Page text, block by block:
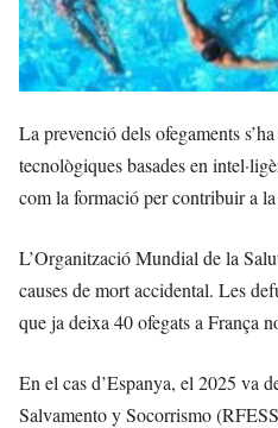
La prevenció dels ofegaments
tecnològiques basades en
com la formació per contribuir a
L’Organització Mundial de la
causes de mort accidental. Les
que ja deixa 40 ofegats a França
En el cas d’Espanya, el 2025 va
Salvamento y Socorrismo